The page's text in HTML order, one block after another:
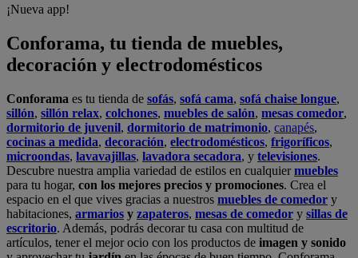
¡Nueva app!
Conforama, tu tienda de muebles,
decoración y electrodomésticos
Conforama es tu tienda de sofás, sofá cama, sofá chaise longue,
sillón, sillón relax, colchones, muebles de salón, mesas comedor,
dormitorio de juvenil, dormitorio de matrimonio, canapés,
cocinas a medida, decoración, electrodomésticos, frigoríficos,
microondas, lavavajillas, lavadora secadora, y televisiones.
Descubre nuestra amplia variedad de estilos en cualquiermuebles
para tu hogar, con los mejores precios y promociones. Crea el
espacio en el que vives gracias a nuestros muebles de comedor y
habitaciones, armarios y zapateros, mesas de comedor y sillas de
escritorio. Además, podrás decorar tu casa con multitud de
artículos, tener el mejor ocio con los productos de imagen y sonido